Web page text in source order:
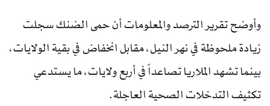
وأوضح تقرير الترصد والمعلومات أن حمى الضنك سجلت
زيادة ملحوظة في نهر النيل، مقابل انخفاض في بقية الولايات،
بينما تشهد الملاريا تصاعداً في أربع ولايات، ما يستدعي
تكثيف التدخلات الصحية العاجلة.